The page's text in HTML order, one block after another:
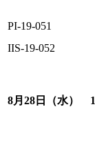
PI-19-051
IIS-19-052
8月28日（水）